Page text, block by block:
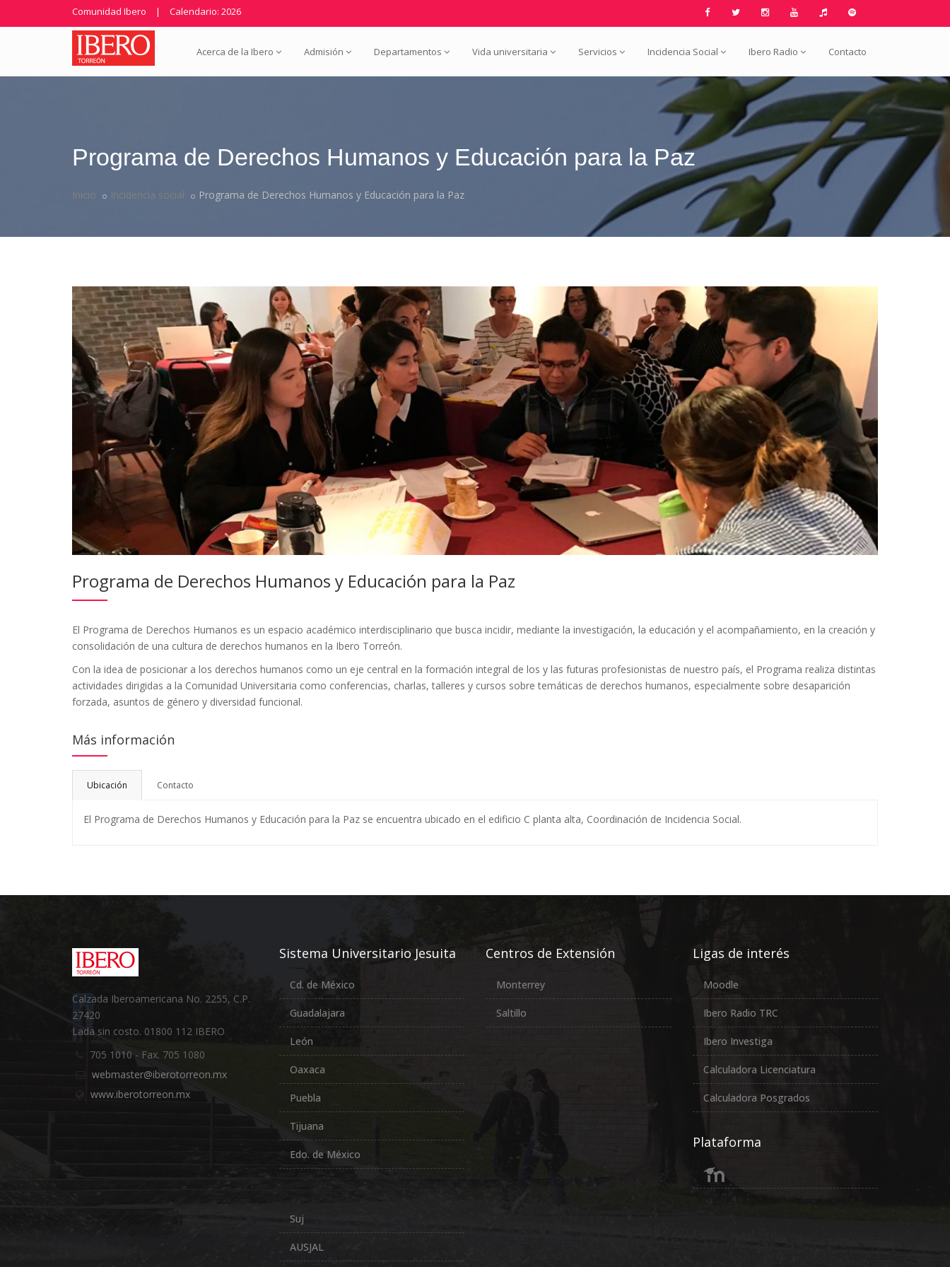
Comunidad Ibero | Calendario: 2026
Acerca de la Ibero Admisión Departamentos Vida universitaria Servicios Incidencia Social Ibero Radio Contacto
Programa de Derechos Humanos y Educación para la Paz
Inicio Incidencia social Programa de Derechos Humanos y Educación para la Paz
Programa de Derechos Humanos y Educación para la Paz
El Programa de Derechos Humanos es un espacio académico interdisciplinario que busca incidir, mediante la investigación, la educación y el acompañamiento, en la creación y
consolidación de una cultura de derechos humanos en la Ibero Torreón.
Con la idea de posicionar a los derechos humanos como un eje central en la formación integral de los y las futuras profesionistas de nuestro país, el Programa realiza distintas
actividades dirigidas a la Comunidad Universitaria como conferencias, charlas, talleres y cursos sobre temáticas de derechos humanos, especialmente sobre desaparición
forzada, asuntos de género y diversidad funcional.
Más información
Ubicación Contacto
El Programa de Derechos Humanos y Educación para la Paz se encuentra ubicado en el edificio C planta alta, Coordinación de Incidencia Social.
Calzada Iberoamericana No. 2255, C.P.
27420
Lada sin costo. 01800 112 IBERO
705 1010 - Fax. 705 1080
webmaster@iberotorreon.mx
www.iberotorreon.mx
Sistema Universitario Jesuita
Cd. de México
Guadalajara
León
Oaxaca
Puebla
Tijuana
Edo. de México
Suj
AUSJAL
Centros de Extensión
Monterrey
Saltillo
Ligas de interés
Moodle
Ibero Radio TRC
Ibero Investiga
Calculadora Licenciatura
Calculadora Posgrados
Plataforma